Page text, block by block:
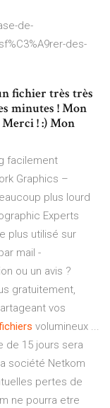
de-
des-
fichier très très
minutes ! Mon
Merci ! :) Mon
facilement
Graphics –
plus lourd
Experts
plus utilisé sur
mail -
ou un avis ?
gratuitement,
vos
volumineux ...
de 15 jours sera
société Netkom
pertes de
ne pourra etre